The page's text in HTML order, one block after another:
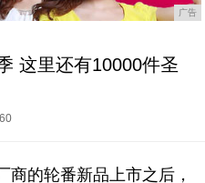
广告
这里还有10000件圣
商的轮番新品上市之后，